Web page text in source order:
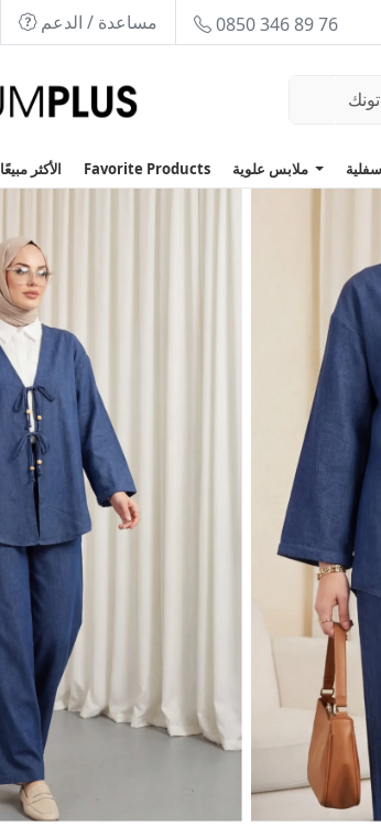
مساعدة / الدعم 0850 346 89 76
الأكثر مبيعًا Favorite Products ملابس علوية